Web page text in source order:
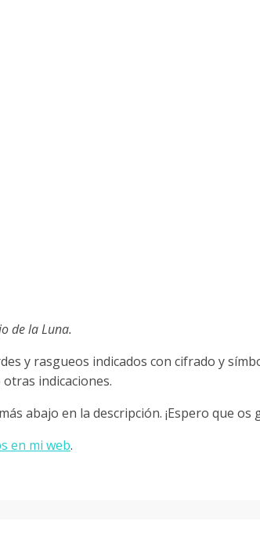
de la Luna.
y rasgueos indicados con cifrado y
indicaciones.
abajo en la descripción. ¡Espero que
en mi web.